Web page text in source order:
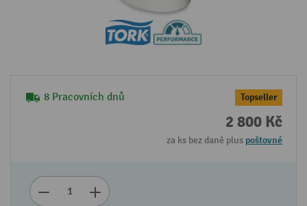
8 Pracovních dnů Topseller
2 800 Kč
za ks bez daně plus poštovné